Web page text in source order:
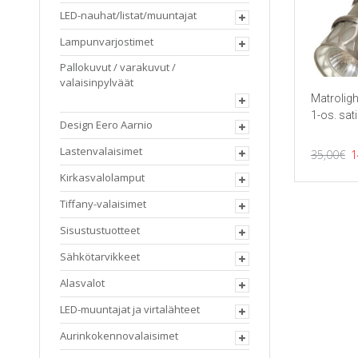
1-os.
35,00€
LED-nauhat/listat/muuntajat
Lampunvarjostimet
Pallokuvut / varakuvut /
valaisinpylväät
Design Eero Aarnio
Lastenvalaisimet
Kirkasvalolamput
Tiffany-valaisimet
Sisustustuotteet
Sähkötarvikkeet
Alasvalot
LED-muuntajat ja virtalähteet
Aurinkokennovalaisimet